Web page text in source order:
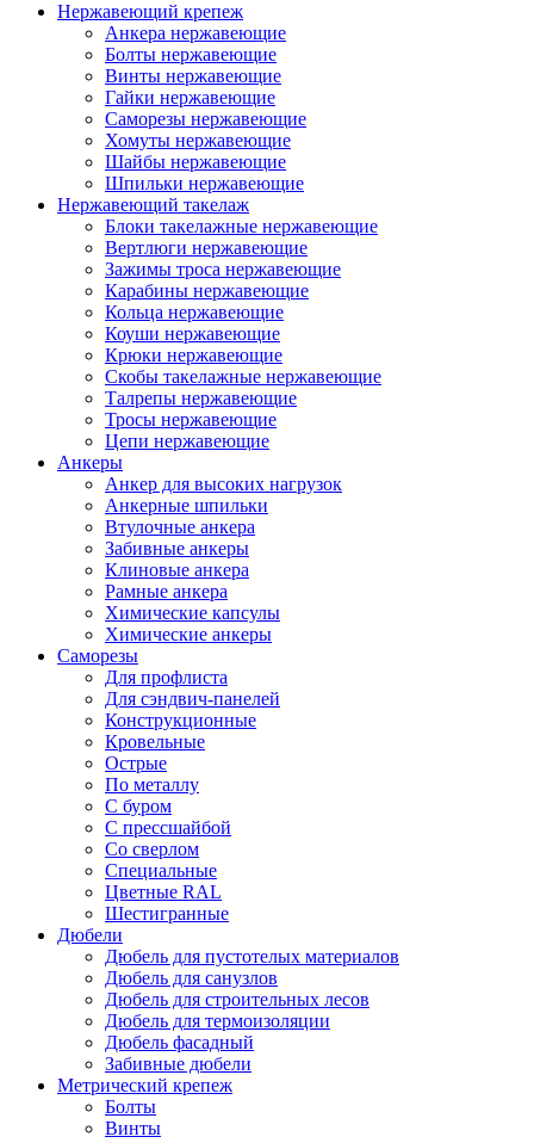
Нержавеющий крепеж
Анкера нержавеющие
Болты нержавеющие
Винты нержавеющие
Гайки нержавеющие
Саморезы нержавеющие
Хомуты нержавеющие
Шайбы нержавеющие
Шпильки нержавеющие
Нержавеющий такелаж
Блоки такелажные нержавеющие
Вертлюги нержавеющие
Зажимы троса нержавеющие
Карабины нержавеющие
Кольца нержавеющие
Коуши нержавеющие
Крюки нержавеющие
Скобы такелажные нержавеющие
Талрепы нержавеющие
Тросы нержавеющие
Цепи нержавеющие
Анкеры
Анкер для высоких нагрузок
Анкерные шпильки
Втулочные анкера
Забивные анкеры
Клиновые анкера
Рамные анкера
Химические капсулы
Химические анкеры
Саморезы
Для профлиста
Для сэндвич-панелей
Конструкционные
Кровельные
Острые
По металлу
С буром
С прессшайбой
Со сверлом
Специальные
Цветные RAL
Шестигранные
Дюбели
Дюбель для пустотелых материалов
Дюбель для санузлов
Дюбель для строительных лесов
Дюбель для термоизоляции
Дюбель фасадный
Забивные дюбели
Метрический крепеж
Болты
Винты